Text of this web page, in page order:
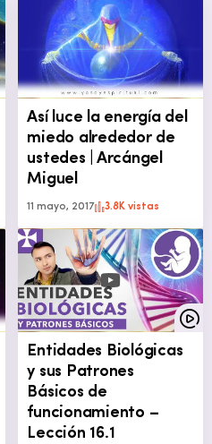
Así luce la energía del
miedo alrededor de
ustedes | Arcángel
Miguel
11 mayo, 2017 3.8K vistas
Entidades Biológicas
y sus Patrones
Básicos de
funcionamiento –
Lección 16.1